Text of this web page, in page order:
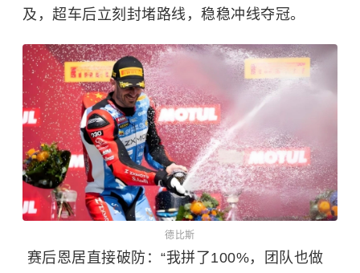
及，超车后立刻封堵路线，稳稳冲线夺冠。
德比斯
赛后恩居直接破防：“我拼了100%，团队也做